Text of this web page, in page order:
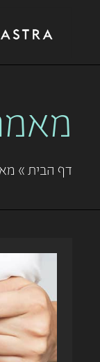
דף הבית »